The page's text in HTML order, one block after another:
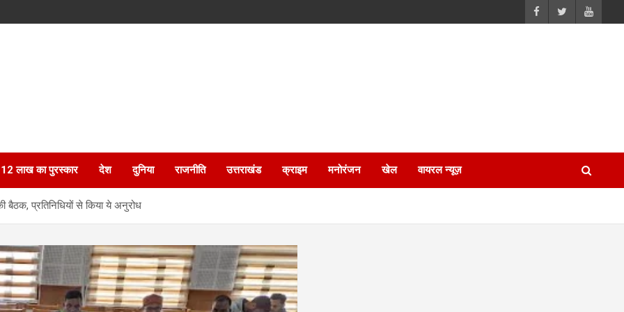
12 लाख का पुरस्कार देश दुनिया राजनीति उत्तराखंड क्राइम मनोरंजन खेल वायरल न्यूज़
बैठक, प्रतिनिधियों से किया ये अनुरोध